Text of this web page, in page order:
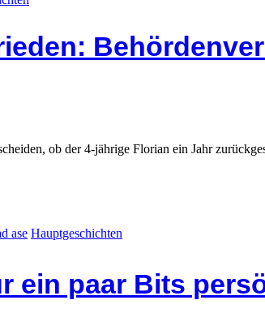
ob der 4-jährige Florian ein Jahr
ase Hauptgeschichten
ein paar Bits